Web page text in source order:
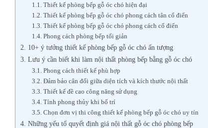
1.1. Thiết kế phòng bếp gỗ óc chó hiện đại
1.2. Thiết kế phòng bếp gỗ óc chó phong cách tân cổ điển
1.3. Thiết kế phòng bếp gỗ óc chó phong cách cổ điển
1.4. Phong cách phòng bếp tối giản
2. 10+ ý tưởng thiết kế phòng bếp gỗ óc chó ấn tượng
3. Lưu ý cần biết khi làm nội thất phòng bếp bằng gỗ óc chó
3.1. Phong cách thiết kế phù hợp
3.2. Đảm bảo cân đối giữa diện tích và kích thước nội thất
3.3. Thiết kế đề cao công năng sử dụng
3.4. Tính phong thủy khi bố trí
3.5. Chọn đơn vị thi công thiết kế phòng bếp gỗ óc chó uy tín
4. Những yếu tố quyết định giá nội thất gỗ óc chó phòng bếp